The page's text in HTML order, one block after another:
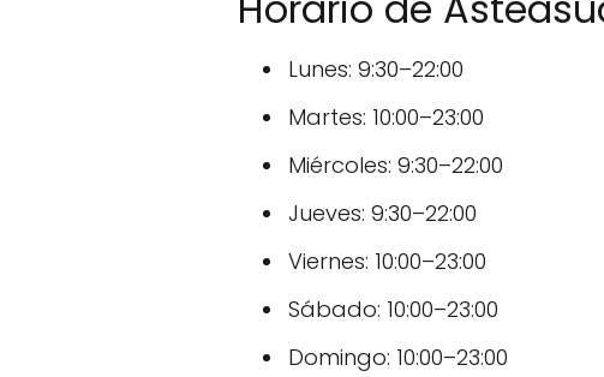
Lunes: 9:30–22:00
Martes: 10:00–23:00
Miércoles: 9:30–22:00
Jueves: 9:30–22:00
Viernes: 10:00–23:00
Sábado: 10:00–23:00
Domingo: 10:00–23:00